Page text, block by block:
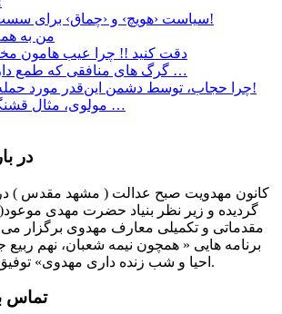
سیاست ‹هویچ› و ‹چماق› برای سست کردن زانوها!
من به
دقت کنید !! چرا عیب هامون
گرگ های منافقی که طمع دارند، وجود دارد …
چرا حجاب، توسط دشمن این‌قدر مورد حمله قرار گرفته؟!
مولوی، مثال قشنگی داره، میگه …
در
گردیده و زیر نظر بنیاد حضرت مهدی
مقدماتی و تکمیلی معارف مهدوی برگزار می
برنامه هایی « همچون نیمه شعبان، نهم
احیا و شب زنده داری مهدوی» توفیق خدمت داشته است.
تماس